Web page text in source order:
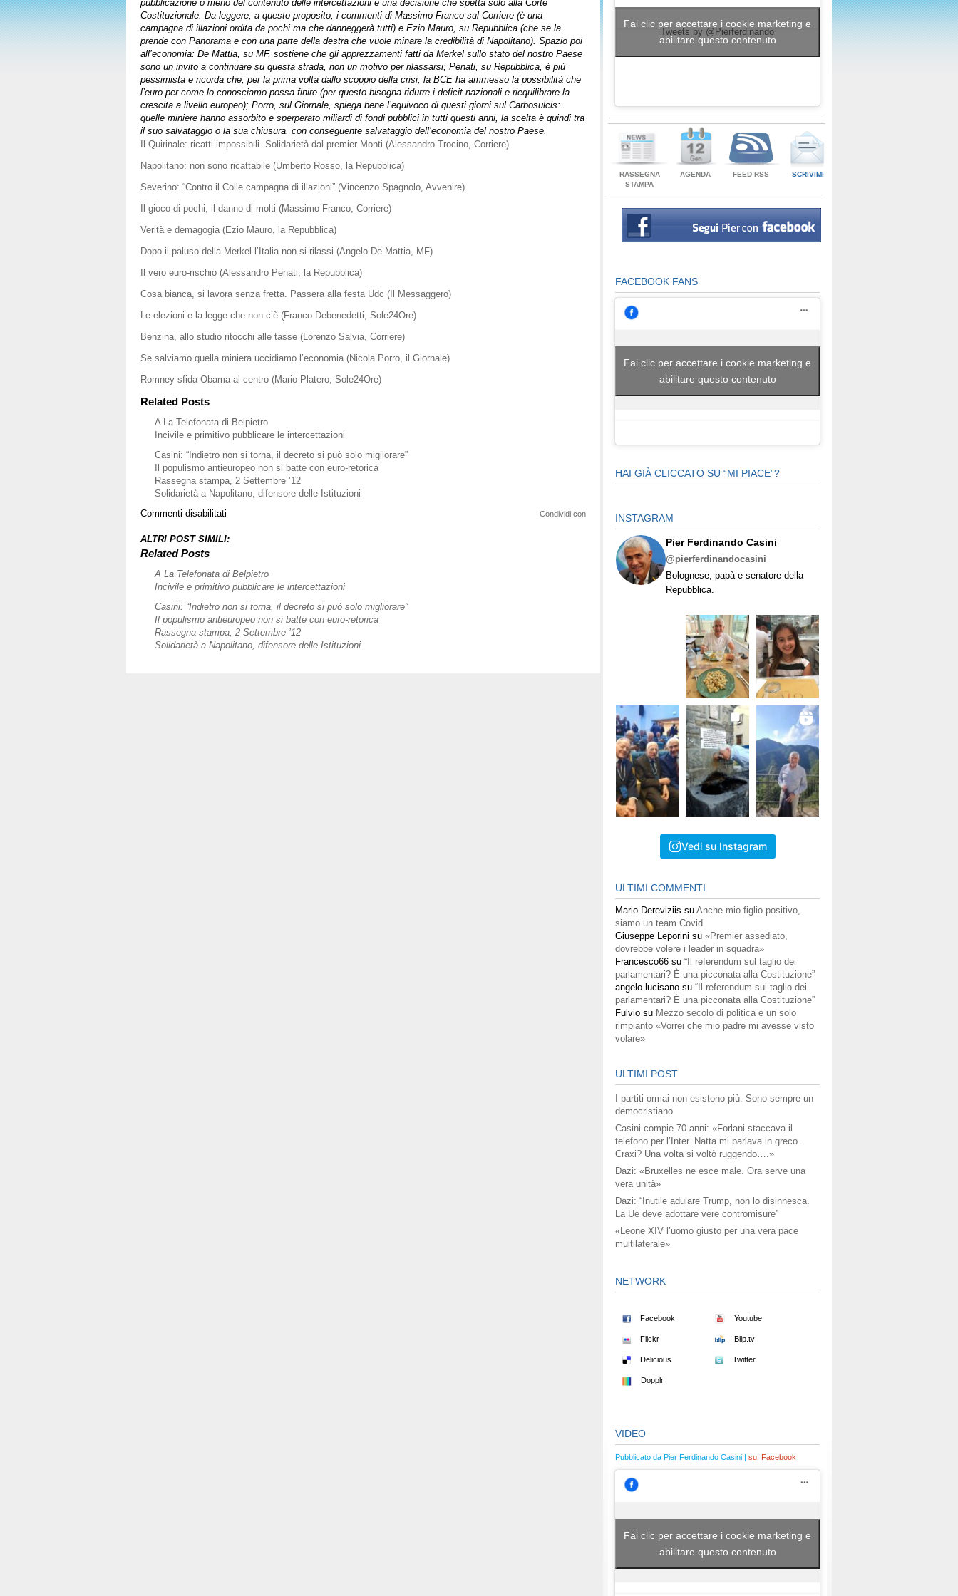
pubblicazione o meno del contenuto delle intercettazioni è una decisione che spetta solo alla Corte
Costituzionale. Da leggere, a questo proposito, i commenti di Massimo Franco sul Corriere (è una
campagna di illazioni ordita da pochi ma che danneggerà tutti) e Ezio Mauro, su Repubblica (che se la
prende con Panorama e con una parte della destra che vuole minare la credibilità di Napolitano). Spazio poi
all’economia: De Mattia, su MF, sostiene che gli apprezzamenti fatti da Merkel sullo stato del nostro Paese
sono un invito a continuare su questa strada, non un motivo per rilassarsi; Penati, su Repubblica, è più
pessimista e ricorda che, per la prima volta dallo scoppio della crisi, la BCE ha ammesso la possibilità che
l’euro per come lo conosciamo possa finire (per questo bisogna ridurre i deficit nazionali e riequilibrare la
crescita a livello europeo); Porro, sul Giornale, spiega bene l’equivoco di questi giorni sul Carbosulcis:
quelle miniere hanno assorbito e sperperato miliardi di fondi pubblici in tutti questi anni, la scelta è quindi tra
il suo salvataggio o la sua chiusura, con conseguente salvataggio dell’economia del nostro Paese.
Il Quirinale: ricatti impossibili. Solidarietà dal premier Monti (Alessandro Trocino, Corriere)
Napolitano: non sono ricattabile (Umberto Rosso, la Repubblica)
Severino: “Contro il Colle campagna di illazioni” (Vincenzo Spagnolo, Avvenire)
Il gioco di pochi, il danno di molti (Massimo Franco, Corriere)
Verità e demagogia (Ezio Mauro, la Repubblica)
Dopo il paluso della Merkel l’Italia non si rilassi (Angelo De Mattia, MF)
Il vero euro-rischio (Alessandro Penati, la Repubblica)
Cosa bianca, si lavora senza fretta. Passera alla festa Udc (Il Messaggero)
Le elezioni e la legge che non c’è (Franco Debenedetti, Sole24Ore)
Benzina, allo studio ritocchi alle tasse (Lorenzo Salvia, Corriere)
Se salviamo quella miniera uccidiamo l’economia (Nicola Porro, il Giornale)
Romney sfida Obama al centro (Mario Platero, Sole24Ore)
Related Posts
A La Telefonata di Belpietro
Incivile e primitivo pubblicare le intercettazioni
Casini: “Indietro non si torna, il decreto si può solo migliorare”
Il populismo antieuropeo non si batte con euro-retorica
Rassegna stampa, 2 Settembre ’12
Solidarietà a Napolitano, difensore delle Istituzioni
Commenti disabilitati
stampa,
’12
ALTRI POST SIMILI:
Related Posts
A La Telefonata di Belpietro
Incivile e primitivo pubblicare le intercettazioni
Casini: “Indietro non si torna, il decreto si può solo migliorare”
Il populismo antieuropeo non si batte con euro-retorica
Rassegna stampa, 2 Settembre ’12
Solidarietà a Napolitano, difensore delle Istituzioni
Condividi con
Tweets by @Pierferdinando
Fai clic per accettare i cookie marketing e
abilitare questo contenuto
RASSEGNA
STAMPA
AGENDA FEED RSS SCRIVIMI
FACEBOOK FANS
Fai clic per accettare i cookie marketing e
abilitare questo contenuto
HAI GIÀ CLICCATO SU “MI PIACE”?
INSTAGRAM
Pier Ferdinando Casini
@pierferdinandocasini
Bolognese, papà e senatore della
Repubblica.
Vedi su Instagram
ULTIMI COMMENTI
Mario Dereviziis su Anche mio figlio positivo,
siamo un team Covid
Giuseppe Leporini su «Premier assediato,
dovrebbe volere i leader in squadra»
Francesco66 su “Il referendum sul taglio dei
parlamentari? È una picconata alla Costituzione”
angelo lucisano su “Il referendum sul taglio dei
parlamentari? È una picconata alla Costituzione”
Fulvio su Mezzo secolo di politica e un solo
rimpianto «Vorrei che mio padre mi avesse visto
volare»
ULTIMI POST
I partiti ormai non esistono più. Sono sempre un
democristiano
Casini compie 70 anni: «Forlani staccava il
telefono per l’Inter. Natta mi parlava in greco.
Craxi? Una volta si voltò ruggendo….»
Dazi: «Bruxelles ne esce male. Ora serve una
vera unità»
Dazi: “Inutile adulare Trump, non lo disinnesca.
La Ue deve adottare vere contromisure”
«Leone XIV l’uomo giusto per una vera pace
multilaterale»
NETWORK
Facebook Youtube
Flickr Blip.tv
Delicious Twitter
Dopplr
VIDEO
Pubblicato da Pier Ferdinando Casini | su: Facebook
Fai clic per accettare i cookie marketing e
abilitare questo contenuto